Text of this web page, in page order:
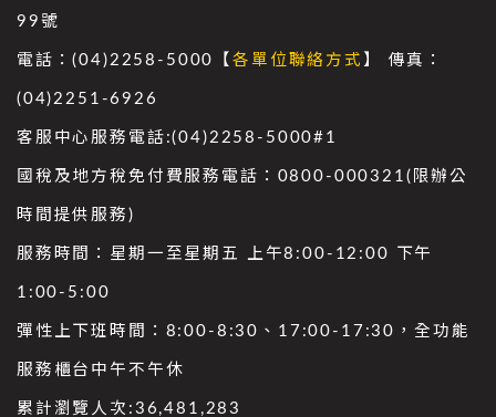
99號
電話：(04)2258-5000【各單位聯絡方式 】 傳真：
(04)2251-6926
客服中心服務電話:(04)2258-5000#1
國稅及地方稅免付費服務電話：0800-000321(限辦公
時間提供服務)
服務時間：星期一至星期五 上午8:00-12:00 下午
1:00-5:00
彈性上下班時間：8:00-8:30、17:00-17:30，全功能
服務櫃台中午不午休
累計瀏覽人次: 36,481,283